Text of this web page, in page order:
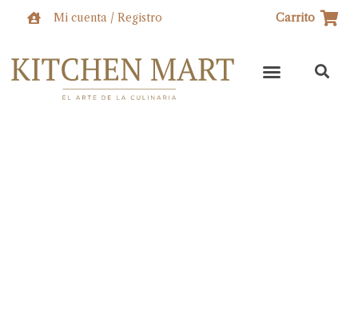
Mi cuenta / Registro Carrito